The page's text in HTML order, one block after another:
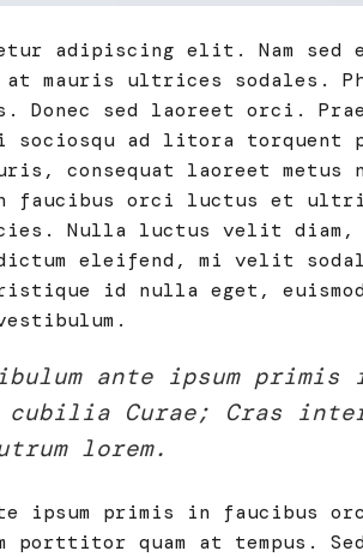
adipiscing elit. Nam
mauris ultrices sodales.
sed laoreet orci.
ad litora torquent
consequat laoreet
faucibus orci luctus et
Nulla luctus velit
eleifend, mi velit
id nulla eget, euismod
ante ipsum
Curae; Cras
lorem.
ipsum primis in faucibus
porttitor quam at tempus.